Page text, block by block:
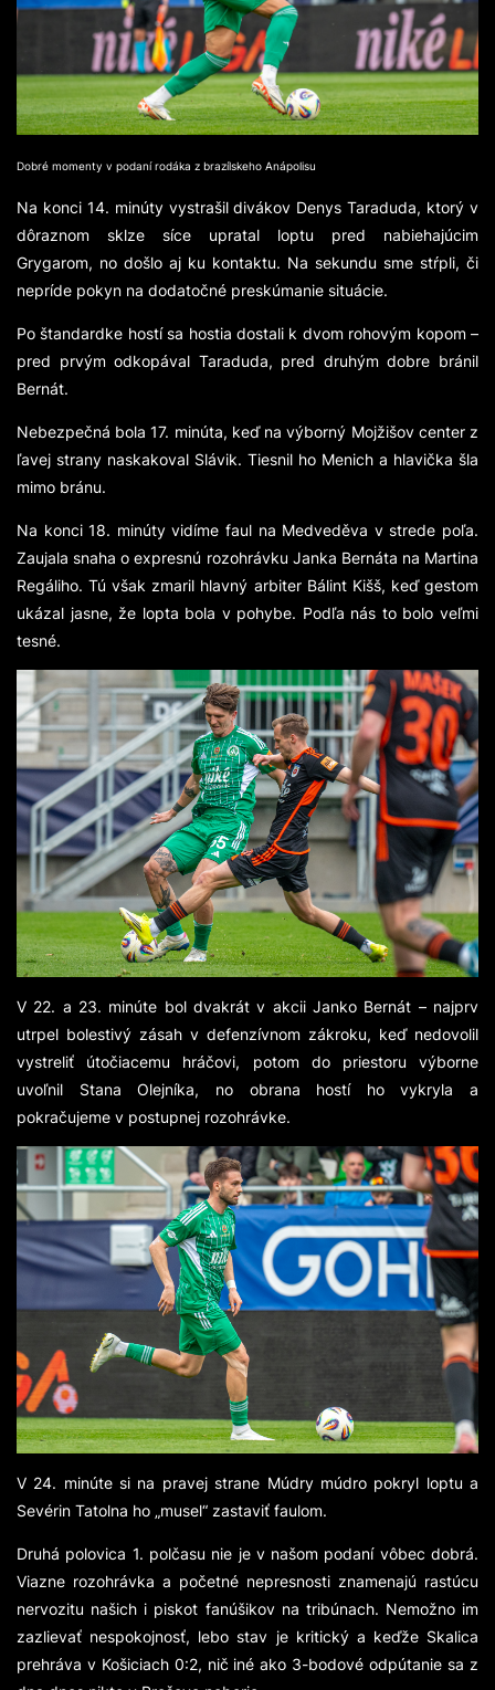
Dobré momenty v podaní rodáka z brazílskeho Anápolisu
Na konci 14. minúty vystrašil divákov Denys Taraduda, ktorý v
dôraznom sklze síce upratal loptu pred nabiehajúcim
Grygarom, no došlo aj ku kontaktu. Na sekundu sme stŕpli, či
nepríde pokyn na dodatočné preskúmanie situácie.
Po štandardke hostí sa hostia dostali k dvom rohovým kopom –
pred prvým odkopával Taraduda, pred druhým dobre bránil
Bernát.
Nebezpečná bola 17. minúta, keď na výborný Mojžišov center z
ľavej strany naskakoval Slávik. Tiesnil ho Menich a hlavička šla
mimo bránu.
Na konci 18. minúty vidíme faul na Medveděva v strede poľa.
Zaujala snaha o expresnú rozohrávku Janka Bernáta na Martina
Regáliho. Tú však zmaril hlavný arbiter Bálint Kišš, keď gestom
ukázal jasne, že lopta bola v pohybe. Podľa nás to bolo veľmi
tesné.
V 22. a 23. minúte bol dvakrát v akcii Janko Bernát – najprv
utrpel bolestivý zásah v defenzívnom zákroku, keď nedovolil
vystreliť útočiacemu hráčovi, potom do priestoru výborne
uvoľnil Stana Olejníka, no obrana hostí ho vykryla a
pokračujeme v postupnej rozohrávke.
V 24. minúte si na pravej strane Múdry múdro pokryl loptu a
Sevérin Tatolna ho „musel“ zastaviť faulom.
Druhá polovica 1. polčasu nie je v našom podaní vôbec dobrá.
Viazne rozohrávka a početné nepresnosti znamenajú rastúcu
nervozitu našich i piskot fanúšikov na tribúnach. Nemožno im
zazlievať nespokojnosť, lebo stav je kritický a keďže Skalica
prehráva v Košiciach 0:2, nič iné ako 3-bodové odpútanie sa z